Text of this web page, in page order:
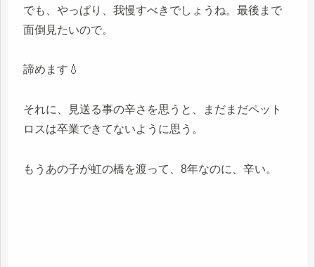
でも、やっぱり、我慢すべきでしょうね。最後まで
面倒見たいので。
諦めます💧
それに、見送る事の辛さを思うと、まだまだペット
ロスは卒業できてないように思う。
もうあの子が虹の橋を渡って、8年なのに、辛い。